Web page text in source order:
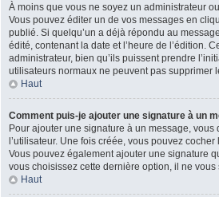
À moins que vous ne soyez un administrateur
Vous pouvez éditer un de vos messages en
publié. Si quelqu’un a déjà répondu au
édité, contenant la date et l’heure de l’édition.
administrateur, bien qu’ils puissent prendre
utilisateurs normaux ne peuvent pas
Haut
Comment puis-je ajouter une signature à un
Pour ajouter une signature à un message,
l’utilisateur. Une fois créée, vous pouvez cocher
Vous pouvez également ajouter une signature
vous choisissez cette dernière option, il ne
Haut